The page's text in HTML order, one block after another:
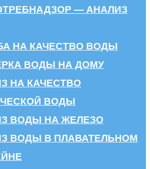
— АНАЛИЗ
НА КАЧЕСТВО ВОДЫ
ВОДЫ НА ДОМУ
НА КАЧЕСТВО
ВОДЫ
ВОДЫ НА ЖЕЛЕЗО
ВОДЫ В ПЛАВАТЕЛЬНОМ